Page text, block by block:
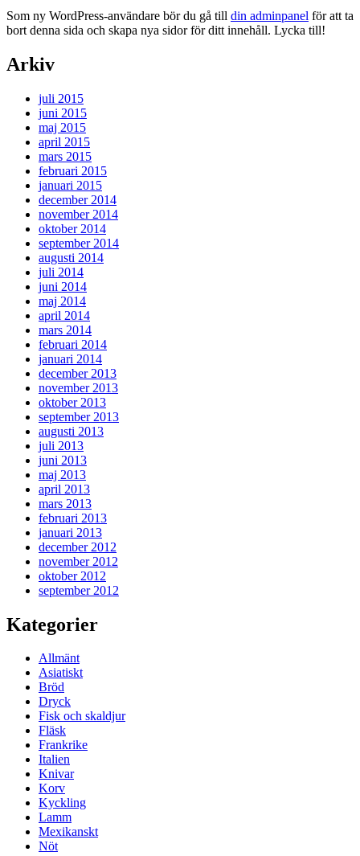
Som ny WordPress-användare bör du gå till din adminpanel för att ta
bort denna sida och skapa nya sidor för ditt innehåll. Lycka till!
Arkiv
juli 2015
juni 2015
maj 2015
april 2015
mars 2015
februari 2015
januari 2015
december 2014
november 2014
oktober 2014
september 2014
augusti 2014
juli 2014
juni 2014
maj 2014
april 2014
mars 2014
februari 2014
januari 2014
december 2013
november 2013
oktober 2013
september 2013
augusti 2013
juli 2013
juni 2013
maj 2013
april 2013
mars 2013
februari 2013
januari 2013
december 2012
november 2012
oktober 2012
september 2012
Kategorier
Allmänt
Asiatiskt
Bröd
Dryck
Fisk och skaldjur
Fläsk
Frankrike
Italien
Knivar
Korv
Kyckling
Lamm
Mexikanskt
Nöt